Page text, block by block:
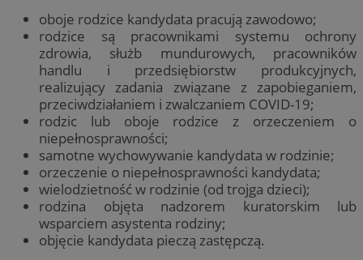
oboje rodzice kandydata pracują zawodowo;
rodzice są pracownikami systemu ochrony
zdrowia, służb mundurowych, pracowników
handlu i przedsiębiorstw produkcyjnych,
realizujący zadania związane z zapobieganiem,
przeciwdziałaniem i zwalczaniem COVID-19;
rodzic lub oboje rodzice z orzeczeniem o
niepełnosprawności;
samotne wychowywanie kandydata w rodzinie;
orzeczenie o niepełnosprawności kandydata;
wielodzietność w rodzinie (od trojga dzieci);
rodzina objęta nadzorem kuratorskim lub
wsparciem asystenta rodziny;
objęcie kandydata pieczą zastępczą.